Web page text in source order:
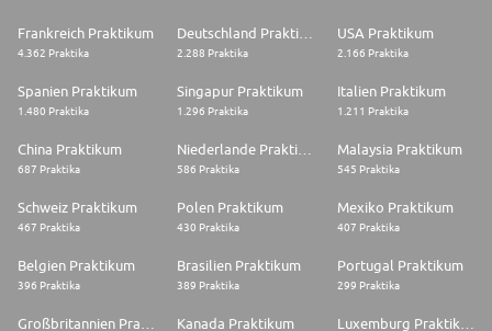
Frankreich Praktikum
4.362 Praktika 2.288 Praktika
USA Praktikum
2.166 Praktika
Spanien Praktikum
1.480 Praktika
Singapur Praktikum
1.296 Praktika
Italien Praktikum
1.211 Praktika
China Praktikum
687 Praktika 586 Praktika
Malaysia Praktikum
545 Praktika
Schweiz Praktikum
467 Praktika
Polen Praktikum
430 Praktika
Mexiko Praktikum
407 Praktika
Belgien Praktikum
396 Praktika
Brasilien Praktikum
389 Praktika
Portugal Praktikum
299 Praktika
Kanada Praktikum